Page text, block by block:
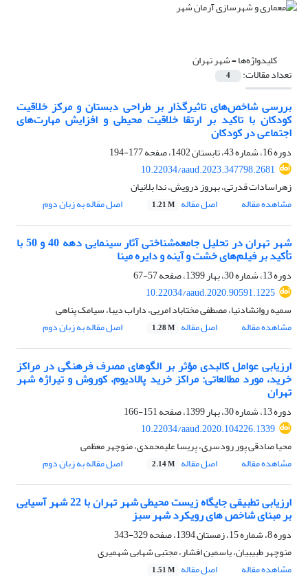
کلیدواژه‌ها =شهر تهران
تعداد مقالات: 4
بررسی شاخص‌های تاثیرگذار بر طراحی دبستان و مرکز خلاقیت
کودکان با تاکید بر ارتقا خلاقیت محیطی و افزایش مهارت‌های
اجتماعی در کودکان
دوره 16، شماره 43، تابستان 1402، صفحه
177-194
10.22034/aaud.2023.347798.2681
زهراسادات قدرتی، بهروز درویش، ندا بلانیان
مشاهده مقاله
اصل مقاله 1.21 M اصل مقاله به زبان دوم
شهر تهران در تحلیل جامعه‌شناختی آثار سینمایی دهه 40 و 50 با
تأکید بر فیلم‌های خشت و آینه و دایره مینا
دوره 13، شماره 30، بهار 1399، صفحه
57-67
10.22034/aaud.2020.90591.1225
سمیه روانشادنیا، مصطفی مختاباد امریی، داراب دیبا، سیامک پناهی
مشاهده مقاله
اصل مقاله 1.28 M اصل مقاله به زبان دوم
ارزیابی عوامل کالبدی مؤثر بر الگوهای مصرف فرهنگی در مراکز
خرید، مورد مطالعاتی: مراکز خرید پالادیوم، کوروش و تیراژه شهر
تهران
دوره 13، شماره 30، بهار 1399، صفحه
151-166
10.22034/aaud.2020.104226.1339
محیا صادقی پور رودسری، پریسا علیمحمدی، منوچهر معظمی
مشاهده مقاله
اصل مقاله 2.14 M اصل مقاله به زبان دوم
ارزیابی تطبیقی جایگاه زیست محیطی شهر تهران با 22 شهر آسیایی
بر مبنای شاخص های رویکرد شهر سبز
دوره 8، شماره 15، زمستان 1394، صفحه
329-343
منوچهر طبیبیان، یاسمین افشار، مجتبی شهابی شهمیری
مشاهده مقاله
اصل مقاله 1.51 M